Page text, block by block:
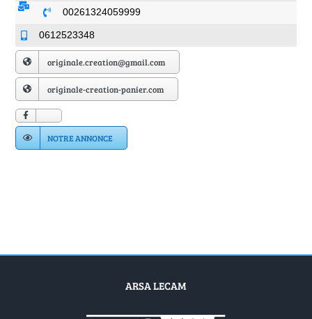
Petites annonces
Annuaire Fournisseurs
Actualités
Contact
00261324059999
0612523348
originale.creation@gmail.com
originale-creation-panier.com
NOTRE ANNONCE
ARSA LECAM